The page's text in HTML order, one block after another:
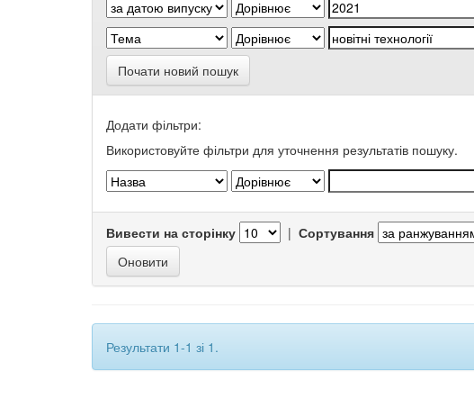
Почати новий пошук
Додати фільтри:
Використовуйте фільтри для уточнення результатів пошуку.
Вивести на сторінку | Сортування
Результати 1-1 зі 1.